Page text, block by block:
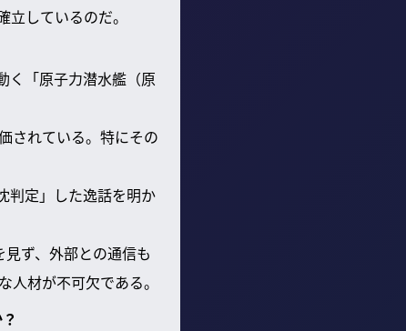
しているのだ。
く「原子力潜水艦（原
されている。特にその
判定」した逸話を明か
ず、外部との通信も
材が不可欠である。